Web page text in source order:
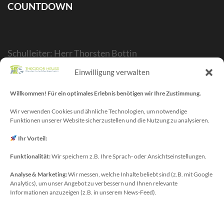
Einwilligung verwalten
Willkommen! Für ein optimales Erlebnis benötigen wir Ihre Zustimmung.
Wir verwenden Cookies und ähnliche Technologien, um notwendige
Funktionen unserer Website sicherzustellen und die Nutzung zu analysieren.
Ihr Vorteil:
Funktionalität:Wir speichern z.B. Ihre Sprach- oder Ansichtseinstellungen.
Analyse & Marketing:Wir messen, welche Inhalte beliebt sind (z.B. mit Google
Analytics), um unser Angebot zu verbessern und Ihnen relevante
Informationen anzuzeigen (z.B. in unserem News-Feed).
COUNTDOWN
Schulleiter: Herr Thorsten Bottin
Stellvertr. Schulleiter: Herr Kelubia Ekoemeye
Webmaster/SV-Blog: Herr Maurice Gangl
E-Mail: webmaster[at]meckenheim-thr.de
MINT-Blog: Herr Christoph Köchling
E-Mail: koechling[at]meckenheim-thr.de
Datenschutzbeauftragter
Sie erreichen unseren Datenschutzbeauftragten